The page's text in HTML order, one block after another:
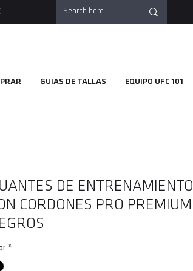
GUIAS DE TALLAS EQUIPO UFC 101
DE ENTRENAMIENTO
CORDONES PRO PREMIUM
*